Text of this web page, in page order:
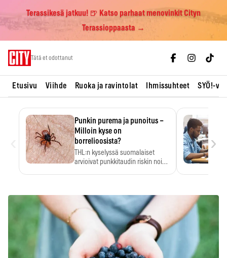
Terassikesä jatkuu! 🍺 Katso parhaat menovinkit Cityn
Terassioppaasta →
Tätä et odottanut
Etusivu Viihde Ruoka ja ravintolat Ihmissuhteet SYÖ!-
Punkin purema ja punoitus –
Milloin kyse on
borrelioosista?
THL:n kyselyssä suomalaiset
arvioivat punkkitaudin riskin noin
›